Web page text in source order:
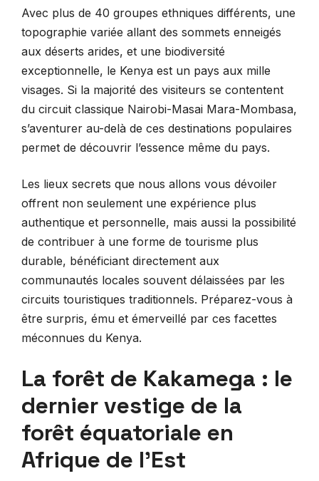
Avec plus de 40 groupes ethniques différents, une
topographie variée allant des sommets enneigés
aux déserts arides, et une biodiversité
exceptionnelle, le Kenya est un pays aux mille
visages. Si la majorité des visiteurs se contentent
du circuit classique Nairobi-Masai Mara-Mombasa,
s’aventurer au-delà de ces destinations populaires
permet de découvrir l’essence même du pays.
Les lieux secrets que nous allons vous dévoiler
offrent non seulement une expérience plus
authentique et personnelle, mais aussi la possibilité
de contribuer à une forme de tourisme plus
durable, bénéficiant directement aux
communautés locales souvent délaissées par les
circuits touristiques traditionnels. Préparez-vous à
être surpris, ému et émerveillé par ces facettes
méconnues du Kenya.
La forêt de Kakamega : le
dernier vestige de la
forêt équatoriale en
Afrique de l’Est